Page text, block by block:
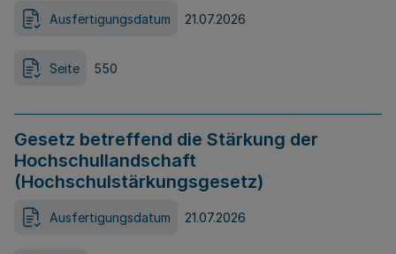
Ausfertigungsdatum 21.07.2026
Seite 550
Gesetz betreffend die Stärkung der
Hochschullandschaft
(Hochschulstärkungsgesetz)
Ausfertigungsdatum 21.07.2026